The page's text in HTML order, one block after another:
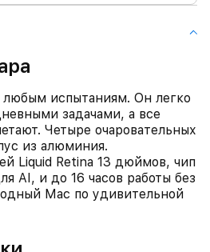
любым испытаниям. Он легко
задачами, а все
Четыре очаровательных
из алюминия.
Liquid Retina 13 дюймов, чип
AI, и до 16 часов работы без
Mac по удивительной